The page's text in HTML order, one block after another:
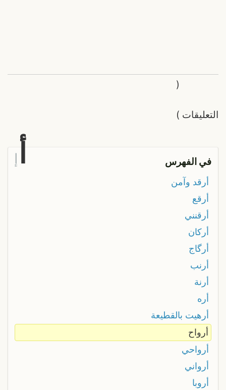
التعليقات
(
)
في الفهرس إ
أرقد وآمن
أرقع
أرقنني
أركان
أرگاج
أرنب
أرنة
أره
أرهيت بالقطيعة
أرواح
أرواحي
أرواني
أروبا